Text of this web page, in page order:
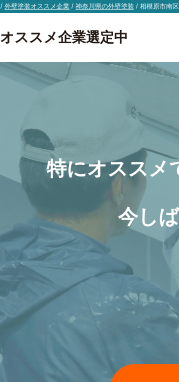
/ 外壁塗装オススメ企業 / 神奈川県の外壁塗装 / 相模原市南区
オススメ企業選定中
特にオススメ
今し